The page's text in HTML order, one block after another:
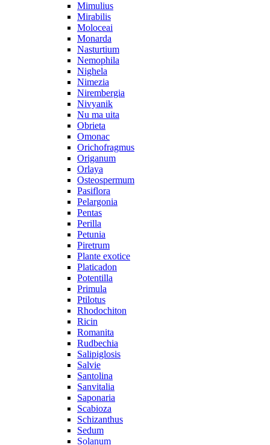
Mimulius
Mirabilis
Moloceai
Monarda
Nasturtium
Nemophila
Nighela
Nimezia
Nirembergia
Nivyanik
Nu ma uita
Obrieta
Omonac
Orichofragmus
Origanum
Orlaya
Osteospermum
Pasiflora
Pelargonia
Pentas
Perilla
Petunia
Piretrum
Plante exotice
Platicadon
Potentilla
Primula
Ptilotus
Rhodochiton
Ricin
Romanita
Rudbechia
Salipiglosis
Salvie
Santolina
Sanvitalia
Saponaria
Scabioza
Schizanthus
Sedum
Solanum